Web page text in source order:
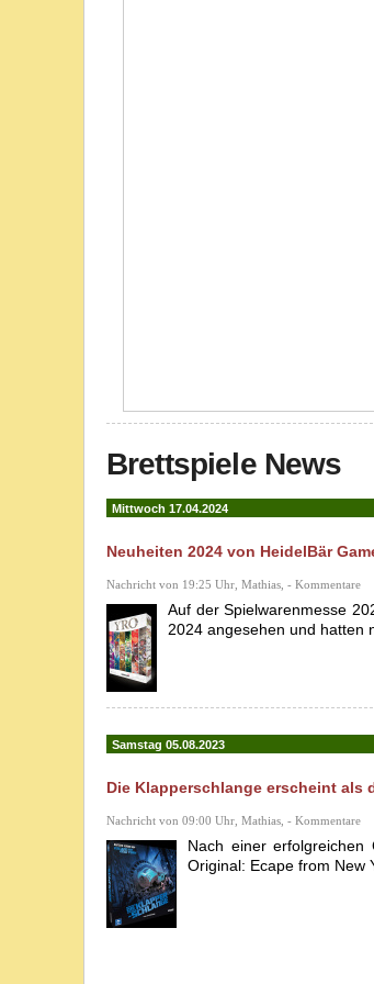
Brettspiele News
Mittwoch 17.04.2024
Neuheiten 2024 von HeidelBär
Nachricht von 19:25 Uhr, Mathias, - Kommentare
Auf der Spielwarenmesse
2024 angesehen und hatten
Samstag 05.08.2023
Die Klapperschlange erscheint als
Nachricht von 09:00 Uhr, Mathias, - Kommentare
Nach einer erfolgreichen
Original: Ecape from New